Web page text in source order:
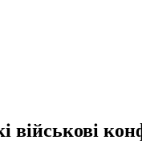
військові